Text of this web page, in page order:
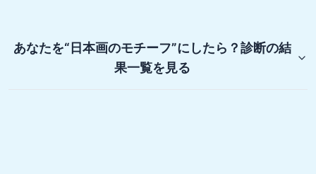
あなたを“日本画のモチーフ”にしたら？診断の結
果一覧を見る